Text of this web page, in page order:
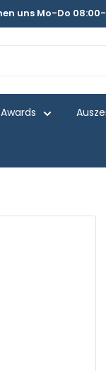
uns Mo-Do
Awards